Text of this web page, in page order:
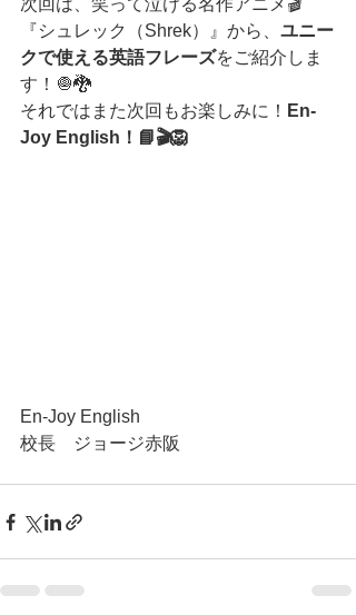
次回は、笑って泣ける名作アニメ🎬
『シュレック（Shrek）』から、 ユニー
クで使える英語フレーズをご紹介しま
す！🧅🐉
それではまた次回もお楽しみに！ En-
Joy English！📘🎬🦁
En-Joy English
校長　ジョージ赤阪